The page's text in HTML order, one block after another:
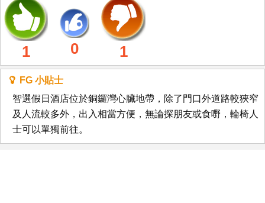
1 0 1
FG 小貼士
智選假日酒店位於銅鑼灣心臟地帶，除了門口外道路較狹窄
及人流較多外，出入相當方便，無論探朋友或食嘢，輪椅人
士可以單獨前往。